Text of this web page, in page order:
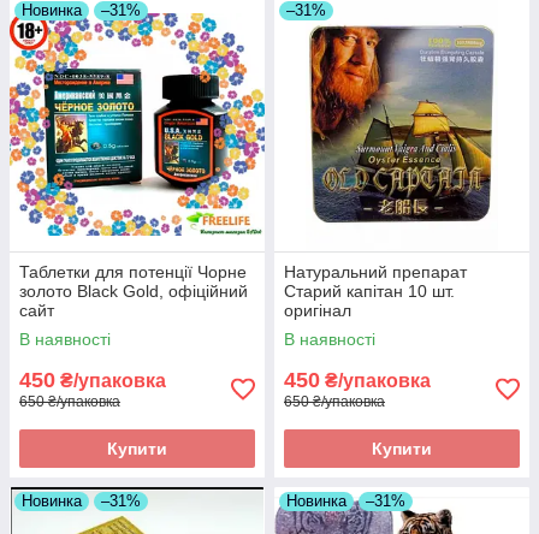
Новинка –31%
Таблетки для потенції Чорне
золото Black Gold, офіційний
сайт
В наявності
450 ₴/упаковка
650 ₴/упаковка
Купити
–31%
Натуральний препарат
Старий капітан 10 шт.
оригінал
В наявності
450 ₴/упаковка
650 ₴/упаковка
Купити
Новинка –31% Новинка –31%